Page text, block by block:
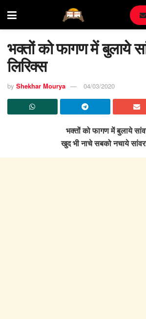
भक्तों को फागण में बुलाये
लिरिक्स
by Shekhar Mourya 04/03/2020
भक्तों को फागण में बुलाये
खुद भी नाचे सबको नचाये